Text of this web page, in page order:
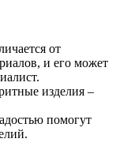
от
и его может
изделия –
помогут